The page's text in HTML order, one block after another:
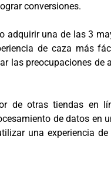
conversiones.
adquirir una de las 3
de caza más
las preocupaciones de
de otras tiendas en
de datos en
una experiencia